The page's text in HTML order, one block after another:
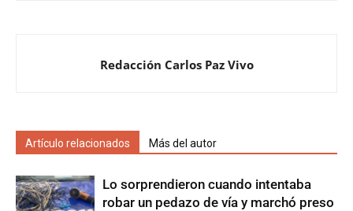
Redacción Carlos Paz Vivo
Artículo relacionados Más del autor
Lo sorprendieron cuando intentaba
robar un pedazo de vía y marchó preso